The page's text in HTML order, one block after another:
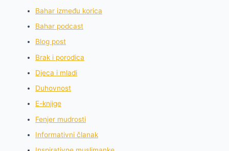
Bahar između korica
Bahar podcast
Blog post
Brak i porodica
Djeca i mladi
Duhovnost
E-knjige
Fenjer mudrosti
Informativni članak